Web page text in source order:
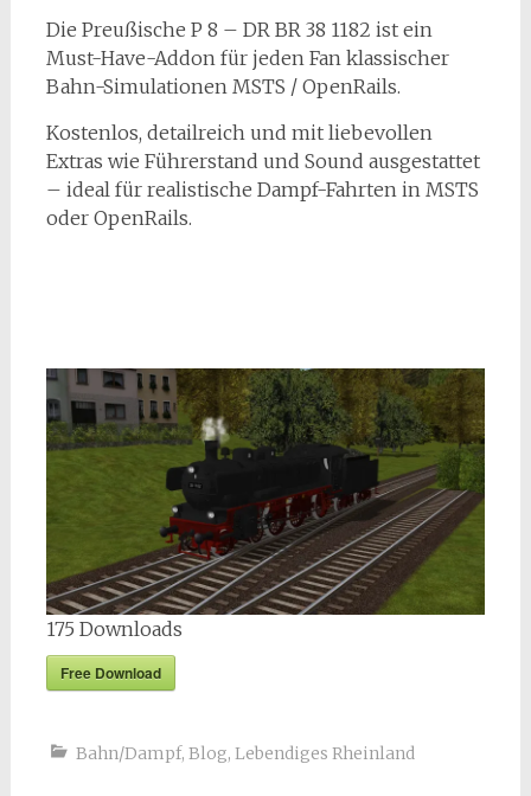
Die Preußische P 8 – DR BR 38 1182 ist ein
Must-Have-Addon für jeden Fan klassischer
Bahn-Simulationen MSTS / OpenRails.
Kostenlos, detailreich und mit liebevollen
Extras wie Führerstand und Sound ausgestattet
– ideal für realistische Dampf-Fahrten in MSTS
oder OpenRails.
175 Downloads
Free Download
Bahn/Dampf, Blog, Lebendiges Rheinland